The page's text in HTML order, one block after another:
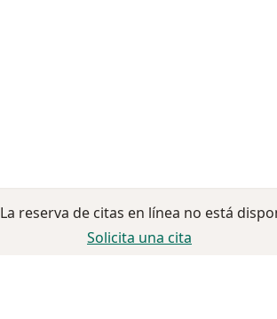
La reserva de citas en línea no está
Solicita una cita